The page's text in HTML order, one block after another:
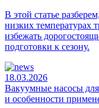
В этой статье
низких температурах
избежать
подготовки к сезону.
18.03.2026
Вакуумные насосы
и особенности